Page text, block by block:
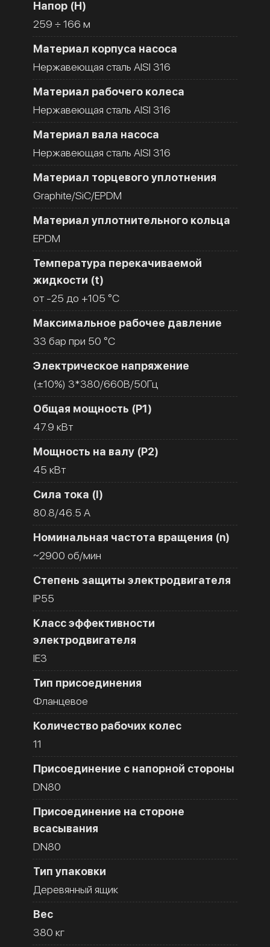
Напор (H)
259 ÷ 166 м
Материал корпуса насоса
Нержавеющая сталь AISI 316
Материал рабочего колеса
Нержавеющая сталь AISI 316
Материал вала насоса
Нержавеющая сталь AISI 316
Материал торцевого уплотнения
Graphite/SiC/EPDM
Материал уплотнительного кольца
EPDM
Температура перекачиваемой
жидкости (t)
от -25 до +105 °C
Максимальное рабочее давление
33 бар при 50 °C
Электрическое напряжение
(±10%) 3*380/660В/50Гц
Общая мощность (Р1)
47.9 кВт
Мощность на валу (Р2)
45 кВт
Сила тока (I)
80.8/46.5 A
Номинальная частота вращения (n)
~2900 об/мин
Степень защиты электродвигателя
IP55
Класс эффективности
электродвигателя
IE3
Тип присоединения
Фланцевое
Количество рабочих колес
11
Присоединение с напорной стороны
DN80
Присоединение на стороне
всасывания
DN80
Тип упаковки
Деревянный ящик
Вес
380 кг